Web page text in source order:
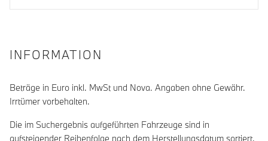
INFORMATION
Beträge in Euro inkl. MwSt und Nova. Angaben ohne Gewähr.
Irrtümer vorbehalten.
Die im Suchergebnis aufgeführten Fahrzeuge sind in
aufsteigender Reihenfolge nach dem Herstellungsdatum sortiert.